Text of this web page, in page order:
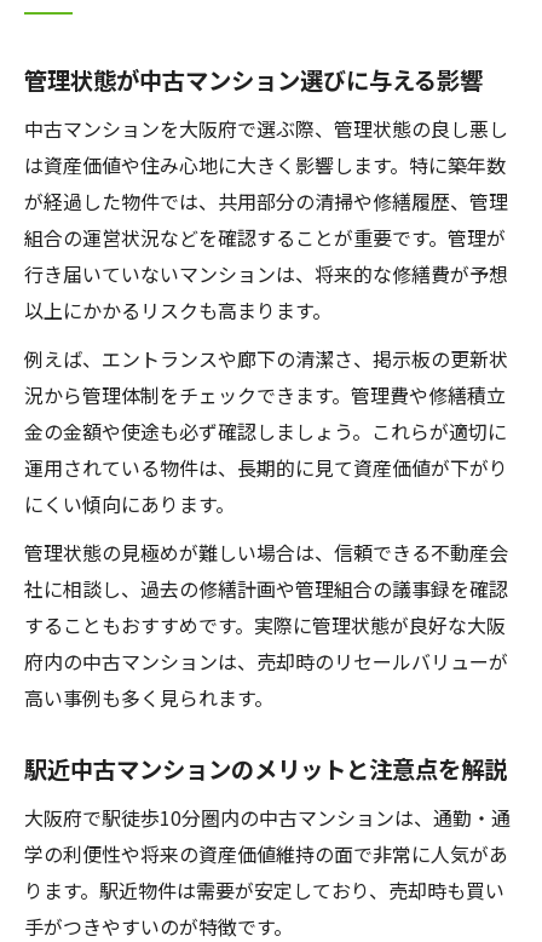
管理状態が中古マンション選びに与える影響
中古マンションを大阪府で選ぶ際、管理状態の良し悪し
は資産価値や住み心地に大きく影響します。特に築年数
が経過した物件では、共用部分の清掃や修繕履歴、管理
組合の運営状況などを確認することが重要です。管理が
行き届いていないマンションは、将来的な修繕費が予想
以上にかかるリスクも高まります。
例えば、エントランスや廊下の清潔さ、掲示板の更新状
況から管理体制をチェックできます。管理費や修繕積立
金の金額や使途も必ず確認しましょう。これらが適切に
運用されている物件は、長期的に見て資産価値が下がり
にくい傾向にあります。
管理状態の見極めが難しい場合は、信頼できる不動産会
社に相談し、過去の修繕計画や管理組合の議事録を確認
することもおすすめです。実際に管理状態が良好な大阪
府内の中古マンションは、売却時のリセールバリューが
高い事例も多く見られます。
駅近中古マンションのメリットと注意点を解説
大阪府で駅徒歩10分圏内の中古マンションは、通勤・通
学の利便性や将来の資産価値維持の面で非常に人気があ
ります。駅近物件は需要が安定しており、売却時も買い
手がつきやすいのが特徴です。